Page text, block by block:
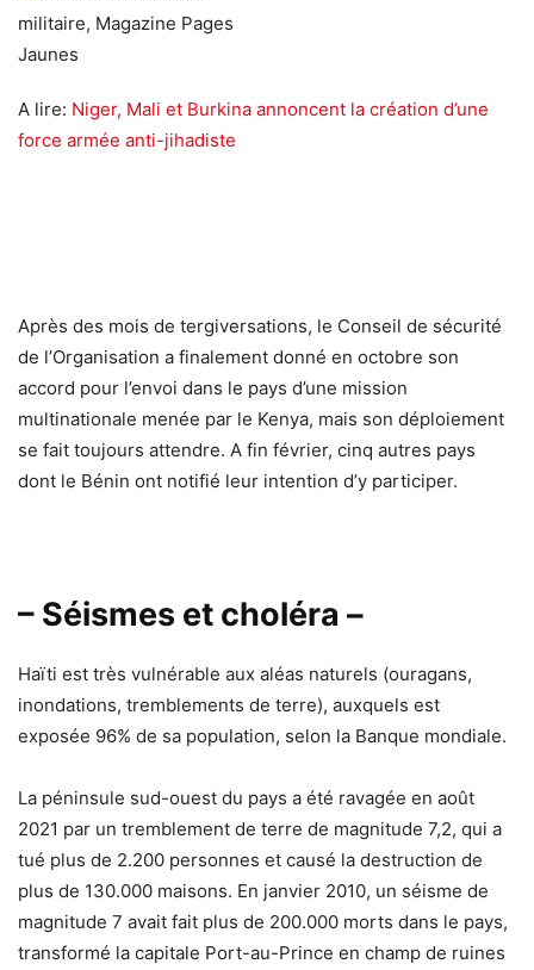
A lire: Niger, Mali et Burkina annoncent la création d’une
force armée anti-jihadiste
Après des mois de tergiversations, le Conseil de sécurité
de l’Organisation a finalement donné en octobre son
accord pour l’envoi dans le pays d’une mission
multinationale menée par le Kenya, mais son déploiement
se fait toujours attendre. A fin février, cinq autres pays
dont le Bénin ont notifié leur intention d’y participer.
– Séismes et choléra –
Haïti est très vulnérable aux aléas naturels (ouragans,
inondations, tremblements de terre), auxquels est
exposée 96% de sa population, selon la Banque mondiale.
La péninsule sud-ouest du pays a été ravagée en août
2021 par un tremblement de terre de magnitude 7,2, qui a
tué plus de 2.200 personnes et causé la destruction de
plus de 130.000 maisons. En janvier 2010, un séisme de
magnitude 7 avait fait plus de 200.000 morts dans le pays,
transformé la capitale Port-au-Prince en champ de ruines